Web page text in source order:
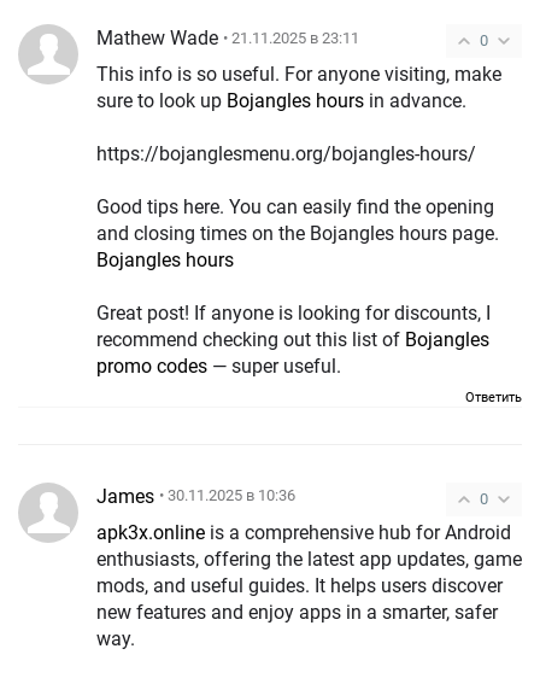
0
Mathew Wade • 21.11.2025 в 23:11
This info is so useful. For anyone visiting, make
sure to look up Bojangles hours in advance.
https://bojanglesmenu.org/bojangles-hours/
Good tips here. You can easily find the opening
and closing times on the Bojangles hours page.
Bojangles hours
Great post! If anyone is looking for discounts, I
recommend checking out this list of Bojangles
promo codes — super useful.
Ответить
0
James • 30.11.2025 в 10:36
apk3x.online is a comprehensive hub for Android
enthusiasts, offering the latest app updates, game
mods, and useful guides. It helps users discover
new features and enjoy apps in a smarter, safer
way.